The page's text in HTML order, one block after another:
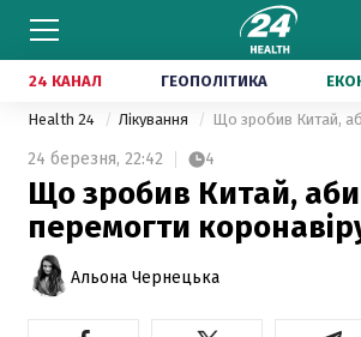
24 КАНАЛ ГЕОПОЛІТИКА
Health 24 Лікування
24 березня, 22:42 4
Що зробив Китай, аби
перемогти
Альона Чернецька